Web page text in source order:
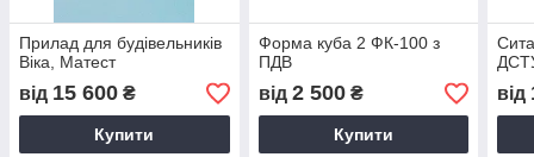
Прилад для будівельників
Віка, Матест
від 15 600 ₴
Купити
Форма куба 2 ФК-100 з
ПДВ
від 2 500₴
Купити
від